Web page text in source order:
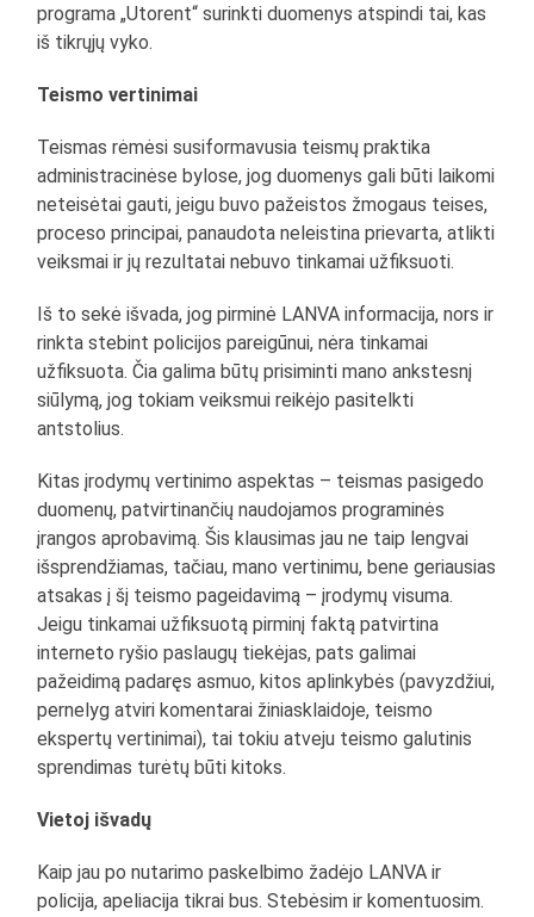
programa „Utorent“ surinkti duomenys atspindi tai, kas
iš tikrųjų vyko.
Teismo vertinimai
Teismas rėmėsi susiformavusia teismų praktika
administracinėse bylose, jog duomenys gali būti laikomi
neteisėtai gauti, jeigu buvo pažeistos žmogaus teises,
proceso principai, panaudota neleistina prievarta, atlikti
veiksmai ir jų rezultatai nebuvo tinkamai užfiksuoti.
Iš to sekė išvada, jog pirminė LANVA informacija, nors ir
rinkta stebint policijos pareigūnui, nėra tinkamai
užfiksuota. Čia galima būtų prisiminti mano ankstesnį
siūlymą, jog tokiam veiksmui reikėjo pasitelkti
antstolius.
Kitas įrodymų vertinimo aspektas – teismas pasigedo
duomenų, patvirtinančių naudojamos programinės
įrangos aprobavimą. Šis klausimas jau ne taip lengvai
išsprendžiamas, tačiau, mano vertinimu, bene geriausias
atsakas į šį teismo pageidavimą – įrodymų visuma.
Jeigu tinkamai užfiksuotą pirminį faktą patvirtina
interneto ryšio paslaugų tiekėjas, pats galimai
pažeidimą padaręs asmuo, kitos aplinkybės (pavyzdžiui,
pernelyg atviri komentarai žiniasklaidoje, teismo
ekspertų vertinimai), tai tokiu atveju teismo galutinis
sprendimas turėtų būti kitoks.
Vietoj išvadų
Kaip jau po nutarimo paskelbimo žadėjo LANVA ir
policija, apeliacija tikrai bus. Stebėsim ir komentuosim.